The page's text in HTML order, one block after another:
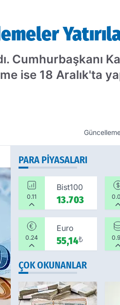
Cumhurbaşkanı
ise 18 Aralık'ta
PARA PIYASALARI
0.11
Bist100
13.703
0.24
Euro
55,14₺
ÇOK OKUNANLAR